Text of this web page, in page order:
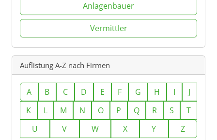
Anlagenbauer
Vermittler
Auflistung A-Z nach Firmen
A B C D E F G H I
J
K
L M N O P Q R S
T
U
V W X Y Z